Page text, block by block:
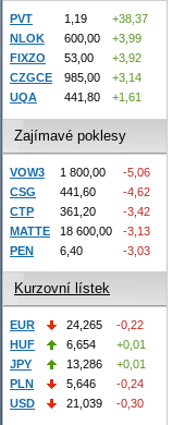
PVT 1,19
+38,37
NLOK
600,00
+3,99
FIXZO
53,00
+3,92
CZGCE
985,00
+3,14
UQA
441,80 +1,61
Zajímavé poklesy
VOW3 1 800,00
-5,06
CSG
441,60
-4,62
CTP
361,20
-3,42
MATTE
18 600,00
-3,13
PEN
6,40 -3,03
Kurzovní lístek
EUR 24,265
-0,22
HUF
6,654
+0,01
JPY
13,286
+0,01
PLN
5,646
-0,24
USD
21,039 -0,30